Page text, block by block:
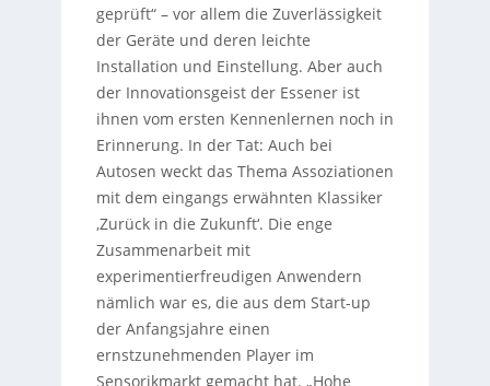
geprüft“ – vor allem die Zuverlässigkeit
der Geräte und deren leichte
Installation und Einstellung. Aber auch
der Innovationsgeist der Essener ist
ihnen vom ersten Kennenlernen noch in
Erinnerung. In der Tat: Auch bei
Autosen weckt das Thema Assoziationen
mit dem eingangs erwähnten Klassiker
‚Zurück in die Zukunft‘. Die enge
Zusammenarbeit mit
experimentierfreudigen Anwendern
nämlich war es, die aus dem Start-up
der Anfangsjahre einen
ernstzunehmenden Player im
Sensorikmarkt gemacht hat. „Hohe